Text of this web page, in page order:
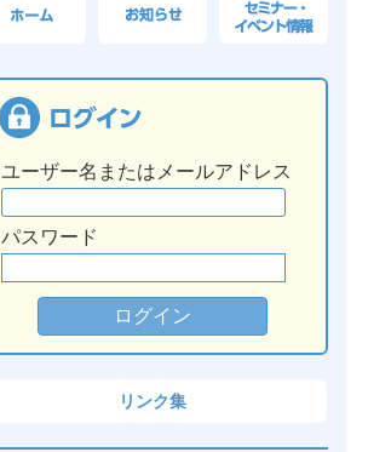
ユーザー名またはメールアドレス
パスワード
リンク集